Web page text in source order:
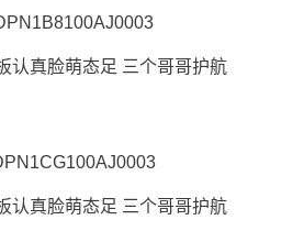
认真脸萌态足 三个哥哥护航
认真脸萌态足 三个哥哥护航